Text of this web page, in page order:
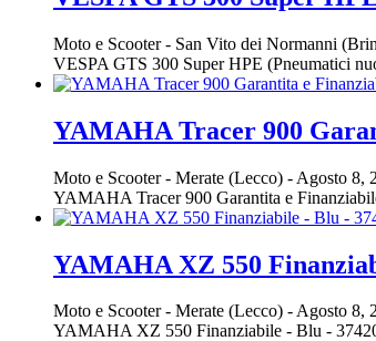
Moto e Scooter- San Vito dei Normanni
VESPA GTS 300 Super HPE (Pneumatici
YAMAHA Tracer 900
Moto e Scooter- Merate (Lecco) - Agosto 8,
YAMAHA Tracer 900 Garantita e
YAMAHA XZ 550
Moto e Scooter- Merate (Lecco) -Agosto 8,
YAMAHA XZ 550 Finanziabile - Blu -